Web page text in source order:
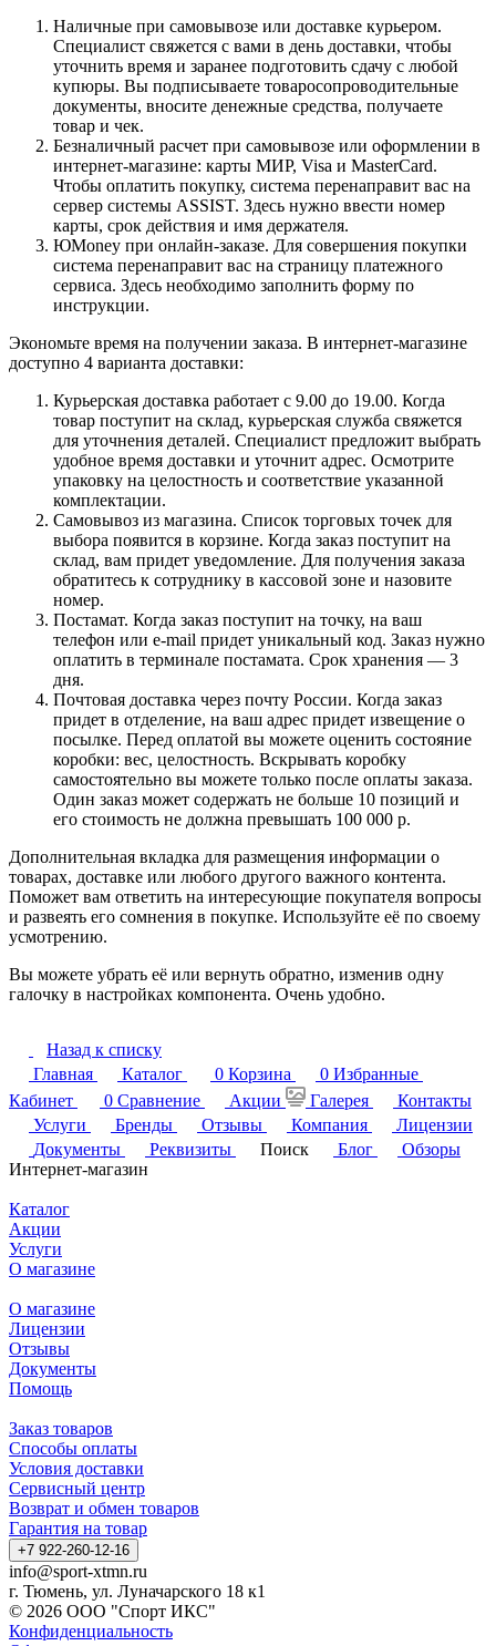
Наличные при самовывозе или доставке курьером.
Специалист свяжется с вами в день доставки, чтобы
уточнить время и заранее подготовить сдачу с любой
купюры. Вы подписываете товаросопроводительные
документы, вносите денежные средства, получаете
товар и чек.
Безналичный расчет при самовывозе или оформлении в
интернет-магазине: карты МИР, Visa и MasterCard.
Чтобы оплатить покупку, система перенаправит вас на
сервер системы ASSIST. Здесь нужно ввести номер
карты, срок действия и имя держателя.
ЮMoney при онлайн-заказе. Для совершения покупки
система перенаправит вас на страницу платежного
сервиса. Здесь необходимо заполнить форму по
инструкции.
Экономьте время на получении заказа. В интернет-магазине
доступно 4 варианта доставки:
Курьерская доставка работает с 9.00 до 19.00. Когда
товар поступит на склад, курьерская служба свяжется
для уточнения деталей. Специалист предложит выбрать
удобное время доставки и уточнит адрес. Осмотрите
упаковку на целостность и соответствие указанной
комплектации.
Самовывоз из магазина. Список торговых точек для
выбора появится в корзине. Когда заказ поступит на
склад, вам придет уведомление. Для получения заказа
обратитесь к сотруднику в кассовой зоне и назовите
номер.
Постамат. Когда заказ поступит на точку, на ваш
телефон или e-mail придет уникальный код. Заказ нужно
оплатить в терминале постамата. Срок хранения — 3
дня.
Почтовая доставка через почту России. Когда заказ
придет в отделение, на ваш адрес придет извещение о
посылке. Перед оплатой вы можете оценить состояние
коробки: вес, целостность. Вскрывать коробку
самостоятельно вы можете только после оплаты заказа.
Один заказ может содержать не больше 10 позиций и
его стоимость не должна превышать 100 000 р.
Дополнительная вкладка для размещения информации о
товарах, доставке или любого другого важного контента.
Поможет вам ответить на интересующие покупателя вопросы
и развеять его сомнения в покупке. Используйте её по своему
усмотрению.
Вы можете убрать её или вернуть обратно, изменив одну
галочку в настройках компонента. Очень удобно.
Назад к списку
Главная
Каталог 0 Корзина 0 Избранные
Кабинет
0 Сравнение Акции Галерея
Контакты
Услуги
Бренды Отзывы Компания
Лицензии
Документы
Реквизиты Поиск Блог
Обзоры
Интернет-магазин
Каталог
Акции
Услуги
О магазине
О магазине
Лицензии
Отзывы
Документы
Помощь
Заказ товаров
Способы оплаты
Условия доставки
Сервисный центр
Возврат и обмен товаров
Гарантия на товар
+7 922-260-12-16
info@sport-xtmn.ru
г. Тюмень, ул. Луначарского 18 к1
© 2026 ООО "Спорт ИКС"
Конфиденциальность